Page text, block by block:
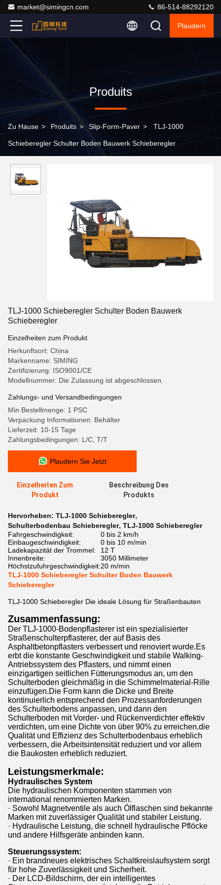
market@simingcn.com 86-514-88292120
Plaudern
Produits
Zu Hause > Produits > Slip-Form-Paver > TLJ-1000
Schieberegler Schulter Boden Bauwerk Schieberegler
TLJ-1000 Schieberegler Schulter Boden Bauwerk
Schieberegler
Einzelheiten zum Produkt
Herkunftsort: China
Markenname: SIMING
Zertifizierung: ISO9001/CE
Modellnummer: Die Zulassung ist abgeschlossen.
Zahlungs- und Versandbedingungen
Min Bestellmenge: 1 PSC
Verpackung Informationen: Behälter
Lieferzeit: 10-15 Tage
Zahlungsbedingungen: L/C, T/T
Plaudern Sie Jetzt
Einzelheiten Zum
Produkt
Beschreibung Des
Produkts
Hervorheben: TLJ-1000 Schieberegler,
Schulterbodenbau Schieberegler, TLJ-1000 Schieberegler
Fahrgeschwindigkeit:
0 bis 2 km/h
Einbaugeschwindigkeit:
0 bis 10 m/min
Ladekapazität der Trommel:
12 T
Innenbreite:
3050 Millimeter
Höchstzufuhrgeschwindigkeit:20 m/min
TLJ-1000 Schieberegler Schulter Boden Bauwerk
Schieberegler
TLJ-1000 Schieberegler Die ideale Lösung für Straßenbauten
Zusammenfassung:
Der TLJ-1000-Bodenpflasterer ist ein spezialisierter
Straßenschulterpflasterer, der auf Basis des
Asphaltbetonpflasters verbessert und renoviert wurde.Es
erbt die konstante Geschwindigkeit und stabile Walking-
Antriebssystem des Pflasters, und nimmt einen
einzigartigen seitlichen Fütterungsmodus an, um den
Schulterboden gleichmäßig in die Schimmelmaterial-Rille
einzufügen.Die Form kann die Dicke und Breite
kontinuierlich entsprechend den Prozessanforderungen
des Schulterbodens anpassen, und dann den
Schulterboden mit Vorder- und Rückenverdichter effektiv
verdichten, um eine Dichte von über 90% zu erreichen.die
Qualität und Effizienz des Schulterbodenbaus erheblich
verbessern, die Arbeitsintensität reduziert und vor allem
die Baukosten erheblich reduziert.
Leistungsmerkmale:
Hydraulisches System
Die hydraulischen Komponenten stammen von
international renommierten Marken.
· Sowohl Magnetventile als auch Ölflaschen sind bekannte
Marken mit zuverlässiger Qualität und stabiler Leistung.
· Hydraulische Leistung, die schnell hydraulische Pflöcke
und andere Hilfsgeräte anbinden kann.
Steuerungssystem:
· Ein brandneues elektrisches Schaltkreislaufsystem sorgt
für hohe Zuverlässigkeit und Sicherheit.
· Der LCD-Bildschirm, der ein intelligentes